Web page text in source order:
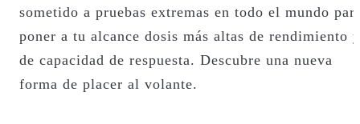
sometido a pruebas extremas en todo el mundo
poner a tu alcance dosis más altas de rendimiento y
de capacidad de respuesta. Descubre una nueva
forma de placer al volante.